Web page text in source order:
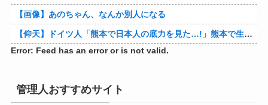
【画像】あのちゃん、なんか別人になる
【仰天】ドイツ人「熊本で日本人の底力を見た…!」熊本で生まれて初めて震度7の大地震を経験したドイツ人。直後、日本人たちの行動に衝撃を受けてしまう…
Error: Feed has an error or is not valid.
管理人おすすめサイト